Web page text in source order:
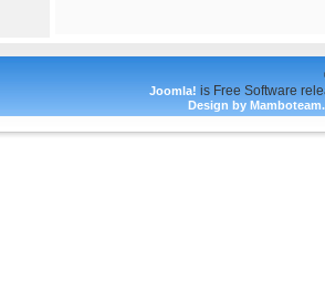
Joomla! is Free Software
Design by